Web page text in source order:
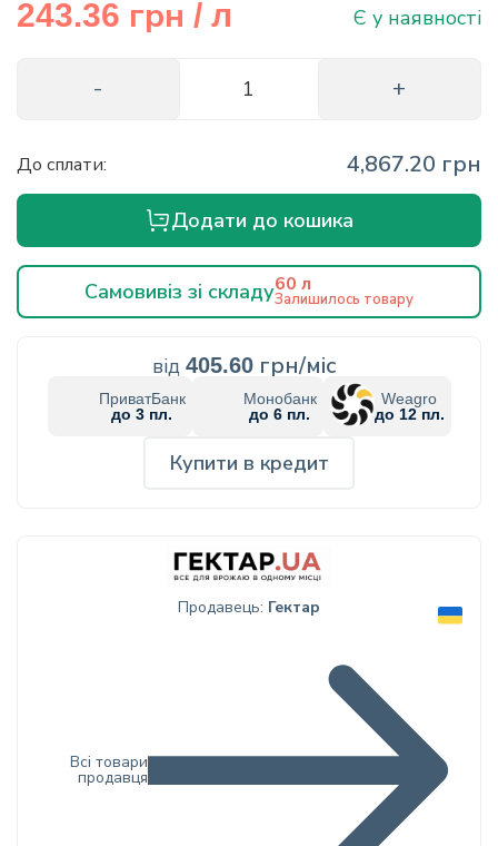
info@hectare.ua
243.36 грн / л Є у наявності
До сплати: 4,867.20 грн
Додати до кошика
Самовивіз зі складу60 л
Залишилось товару
від 405.60 грн/міс
ПриватБанк
до 3 пл.
Монобанк
до 6 пл.
Weagro
до 12 пл.
Купити в кредит
Продавець: Гектар
Всі товари
продавця